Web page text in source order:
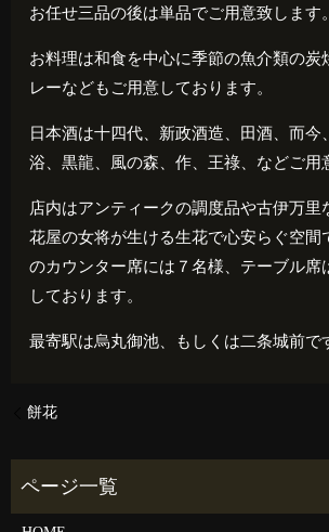
お任せ三品の後は単品でご用意致します。
お料理は和食を中心に季節の魚介類の炭
レーなどもご用意しております。
日本酒は十四代、新政酒造、田酒、而今
浴、黒龍、風の森、作、王祿、などご用
店内はアンティークの調度品や古伊万里
花屋の女将が生ける生花で心安らぐ空間
のカウンター席には７名様、テーブル席
しております。
最寄駅は烏丸御池、もしくは二条城前で
餅花